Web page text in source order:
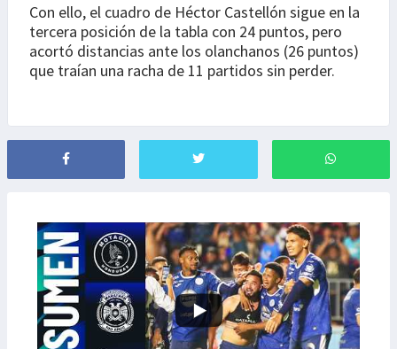
Con ello, el cuadro de Héctor Castellón sigue en la
tercera posición de la tabla con 24 puntos, pero
acortó distancias ante los olanchanos (26 puntos)
que traían una racha de 11 partidos sin perder.